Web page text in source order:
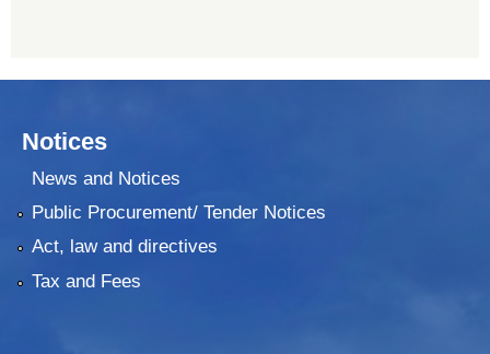
Notices
News and Notices
Public Procurement/ Tender Notices
Act, law and directives
Tax and Fees